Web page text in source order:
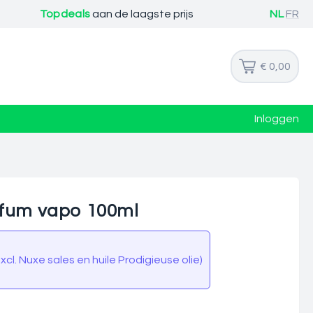
Topdealsaan de laagste prijs NL FR
€ 0,00
Inloggen
vapo 100ml
Nuxe sales en huile Prodigieuse olie)